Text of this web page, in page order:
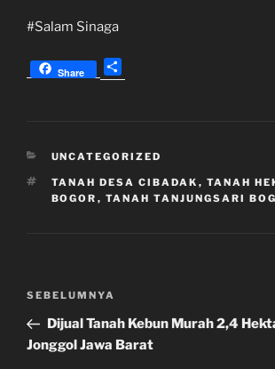
#Salam Sinaga
Share
h
KATEGORI
UNCATEGORIZED
TAG
TANAH DESA CIBADAK , TANAH
BOGOR , TANAH TANJUNGSARI
Navigasi
Pos
Sebelumnya
SEBELUMNYA
Dijual Tanah Kebun Murah 2,4
Jonggol Jawa Barat